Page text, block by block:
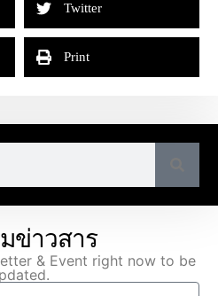
Twitter
Print
ข่าวสาร
& Event right now to be